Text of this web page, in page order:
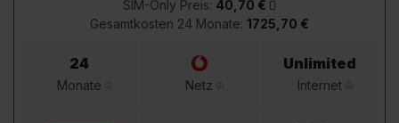
SIM-Only Preis: 40,70 €
Gesamtkosten 24 Monate: 1725,70 €
24
Monate Netz
Unlimited
Internet